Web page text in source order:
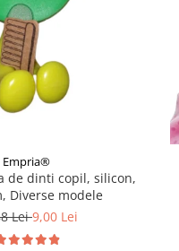
Empria®
de dinti copil, silicon,
Diverse modele
Lei9,00 Lei